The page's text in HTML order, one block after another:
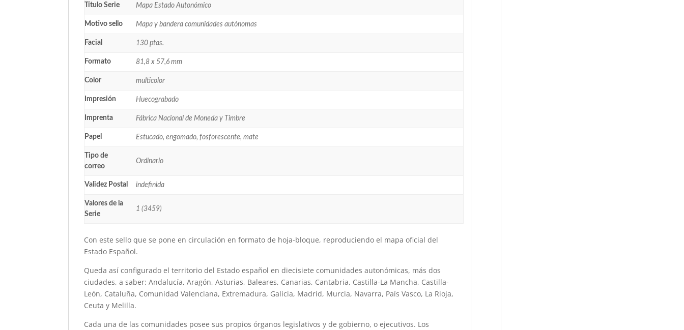
Título Serie Mapa Estado Autonómico
Motivo sello Mapa y bandera comunidades autónomas
Facial 130 ptas.
Formato 81,8 x 57,6 mm
Color multicolor
Impresión Huecograbado
Imprenta Fábrica Nacional de Moneda y Timbre
Papel Estucado, engomado, fosforescente, mate
Tipo de
correo
Ordinario
Validez Postal indefinida
Valores de la
Serie
1 (3459)
Con este sello que se pone en circulación en formato de hoja-bloque, reproduciendo el mapa oficial del
Estado Español.
Queda así configurado el territorio del Estado español en diecisiete comunidades autonómicas, más dos
ciudades, a saber: Andalucía, Aragón, Asturias, Baleares, Canarias, Cantabria, Castilla-La Mancha, Castilla-
León, Cataluña, Comunidad Valenciana, Extremadura, Galicia, Madrid, Murcia, Navarra, País Vasco, La Rioja,
Ceuta y Melilla.
Cada una de las comunidades posee sus propios órganos legislativos y de gobierno, o ejecutivos. Los